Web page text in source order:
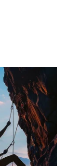
축된 AI 지원
세계 20,000+ 사